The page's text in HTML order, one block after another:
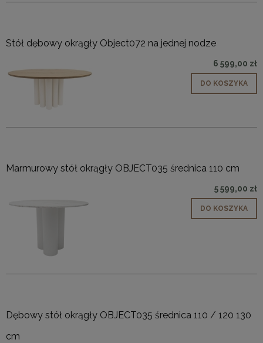
Stół dębowy okrągły Object072 na jednej nodze
6 599,00 zł
DO KOSZYKA
Marmurowy stół okrągły OBJECT035 średnica 110 cm
5 599,00 zł
DO KOSZYKA
Dębowy stół okrągły OBJECT035 średnica 110 / 120 130
cm